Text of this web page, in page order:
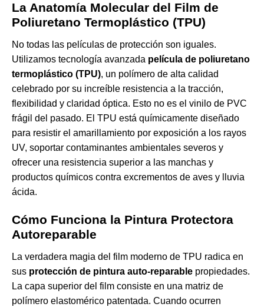
La Anatomía Molecular del Film de
Poliuretano Termoplástico (TPU)
No todas las películas de protección son iguales.
Utilizamos tecnología avanzada película de poliuretano
termoplástico (TPU), un polímero de alta calidad
celebrado por su increíble resistencia a la tracción,
flexibilidad y claridad óptica. Esto no es el vinilo de PVC
frágil del pasado. El TPU está químicamente diseñado
para resistir el amarillamiento por exposición a los rayos
UV, soportar contaminantes ambientales severos y
ofrecer una resistencia superior a las manchas y
productos químicos contra excrementos de aves y lluvia
ácida.
Cómo Funciona la Pintura Protectora
Autoreparable
La verdadera magia del film moderno de TPU radica en
sus protección de pintura auto-reparable propiedades.
La capa superior del film consiste en una matriz de
polímero elastomérico patentada. Cuando ocurren